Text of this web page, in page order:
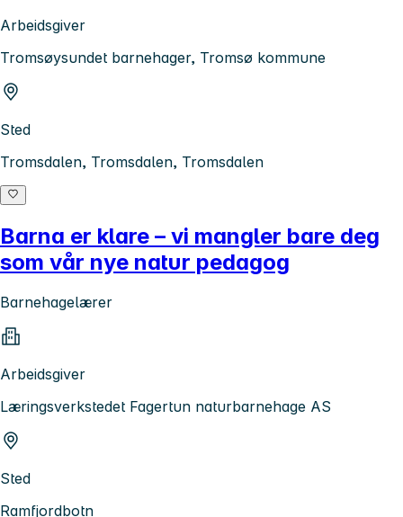
Arbeidsgiver
Tromsøysundet barnehager, Tromsø kommune
Sted
Tromsdalen, Tromsdalen, Tromsdalen
Barna er klare – vi mangler bare deg
som vår nye natur pedagog
Barnehagelærer
Arbeidsgiver
Læringsverkstedet Fagertun naturbarnehage AS
Sted
Ramfjordbotn